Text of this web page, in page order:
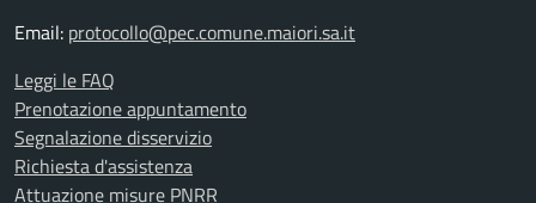
Email: protocollo@pec.comune.maiori.sa.it
Leggi le FAQ
Prenotazione appuntamento
Segnalazione disservizio
Richiesta d'assistenza
Attuazione misure PNRR